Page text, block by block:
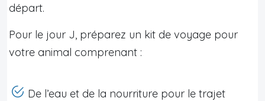
départ.
Pour le jour J, préparez un kit de voyage pour
votre animal comprenant :
De l’eau et de la nourriture pour le trajet